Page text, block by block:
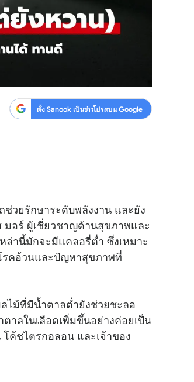
ตั้ง Sanook เป็นข่าวโปรดบน Google
วยรักษาระดับพลังงาน และยัง
มอร์ ผู้เชี่ยวชาญด้านสุขภาพและ
ล่านี้มักจะมีแคลอรี่ต่ำ ซึ่งเหมาะ
คอ้วนและปัญหาสุขภาพที่
ไม้ที่มีน้ำตาลต่ำยังช่วยชะลอ
าลในเลือดเพิ่มขึ้นอย่างค่อยเป็น
ค้ชไตรกอลอน และเจ้าของ